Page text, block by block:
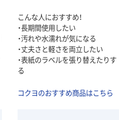
こんな人におすすめ！
・長期間使用したい
・汚れや水濡れが気になる
・丈夫さと軽さを両立したい
・表紙のラベルを張り替えたりす
る
コクヨのおすすめ商品はこちら